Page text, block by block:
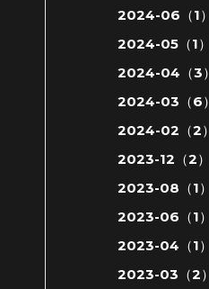
2024-06（1）
2024-05（1）
2024-04（3）
2024-03（6）
2024-02（2）
2023-12（2）
2023-08（1）
2023-06（1）
2023-04（1）
2023-03（2）